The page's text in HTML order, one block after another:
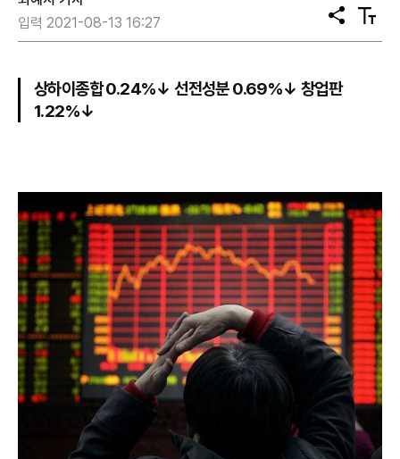
입력 2021-08-13 16:27
공
유
텍
스
상하이종합 0.24%↓ 선전성분 0.69%↓ 창업판
1.22%↓